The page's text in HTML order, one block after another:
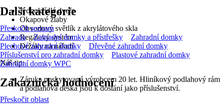
Jednokřídlé dveře
Okapové žlaby
Obvodový světlík z akrylátového skla
Regálový systém
Držáky na nářadí
Náš tip:
Záruka poskytovaná výrobcem 20 let. Hliníkový podlahový rám
a podlahová deska jsou k dostání jako příslušenství.
Další kategorie
Přeskočit seznam
Zahrada
Zahradní domky a přístřešky
Zahradní domky
Plechové zahradní domky
Dřevěné zahradní domky
Příslušenství pro zahradní domky
Plastové zahradní domky
Zahradní domky WPC
Zákaznická hodnocení
Přeskočit oblast